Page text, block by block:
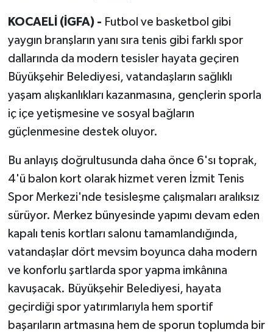
KOCAELİ (İGFA) - Futbol ve basketbol gibi
yaygın branşların yanı sıra tenis gibi farklı spor
dallarında da modern tesisler hayata geçiren
Büyükşehir Belediyesi, vatandaşların sağlıklı
yaşam alışkanlıkları kazanmasına, gençlerin sporla
iç içe yetişmesine ve sosyal bağların
güçlenmesine destek oluyor.
Bu anlayış doğrultusunda daha önce 6'sı toprak,
4'ü balon kort olarak hizmet veren İzmit Tenis
Spor Merkezi'nde tesisleşme çalışmaları aralıksız
sürüyor. Merkez bünyesinde yapımı devam eden
kapalı tenis kortları salonu tamamlandığında,
vatandaşlar dört mevsim boyunca daha modern
ve konforlu şartlarda spor yapma imkânına
kavuşacak. Büyükşehir Belediyesi, hayata
geçirdiği spor yatırımlarıyla hem sportif
başarıların artmasına hem de sporun toplumda bir